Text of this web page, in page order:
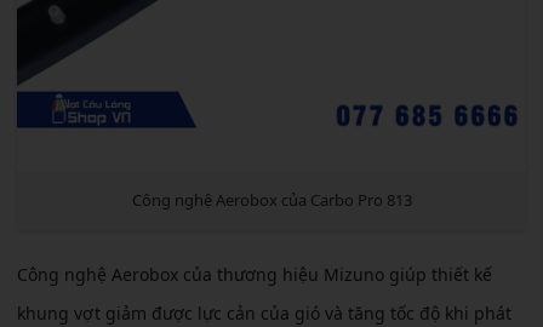
Công nghệ Aerobox của Carbo Pro 813
Công nghệ Aerobox của thương hiệu Mizuno giúp thiết kế
khung vợt giảm được lực cản của gió và tăng tốc độ khi phát